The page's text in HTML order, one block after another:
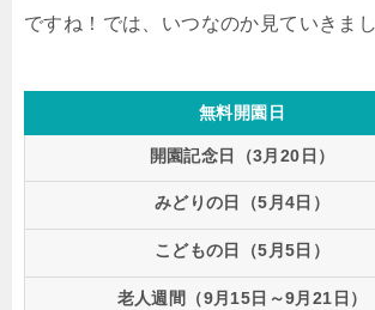
ですね！では、いつなのか見ていきまし
無料開園日
開園記念日（3月20日）
みどりの日（5月4日）
こどもの日（5月5日）
老人週間（9月15日～9月21日）